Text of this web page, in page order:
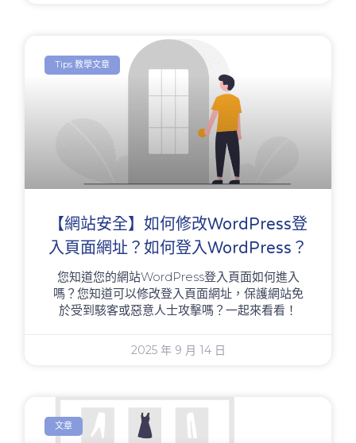
Tips 教學文章
【網站安全】如何修改WordPress登
入頁面網址？如何登入WordPress？
您知道您的網站WordPress登入頁面如何進入
嗎？您知道可以修改登入頁面網址，保護網站免
於受到駭客或惡意人士攻擊嗎？一起來看看！
2025 年 9 月 14 日
文章